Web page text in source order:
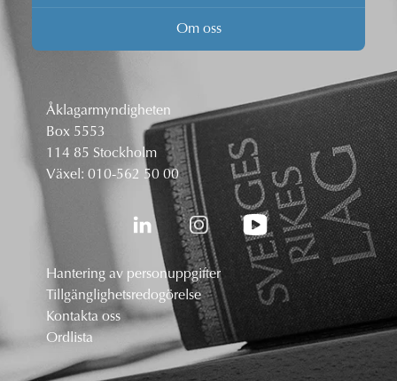
Om oss
Åklagarmyndigheten
Box 5553
114 85 Stockholm
Växel: 010-562 50 00
Hantering av personuppgifter
Tillgänglighetsredogörelse
Kontakta oss
Ordlista